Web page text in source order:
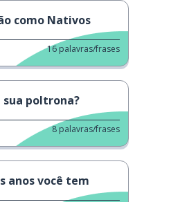
como Nativos
16 palavras/frases
sua poltrona?
8 palavras/frases
anos você tem